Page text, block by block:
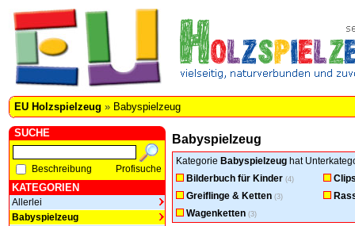
EU Holzspielzeug » Babyspielzeug
SUCHE
Beschreibung Profisuche
KATEGORIEN
Allerlei
Babyspielzeug
Babyspielzeug
Kategorie Babyspielzeug hat
Bilderbuch für Kinder (4)
Greiflinge & Ketten (3)
Wagenketten (3)